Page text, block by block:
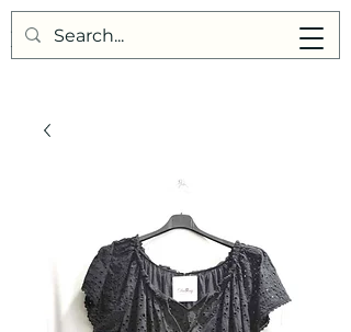
Points de Suture